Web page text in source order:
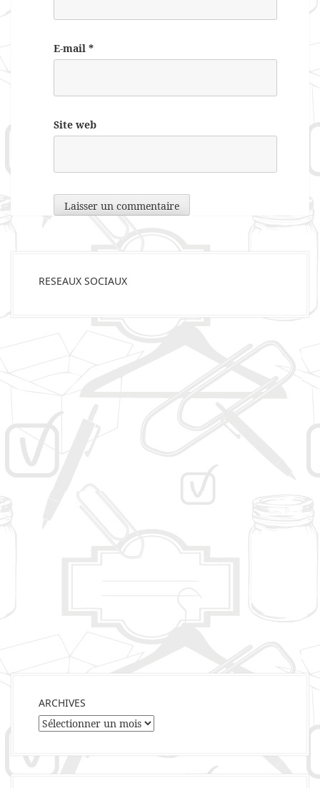
E-mail *
Site web
RESEAUX SOCIAUX
ARCHIVES
Archives